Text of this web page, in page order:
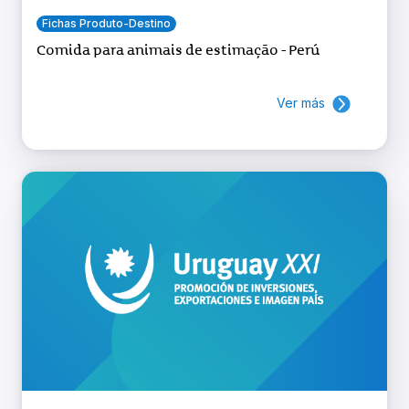
Fichas Produto-Destino
Comida para animais de estimação - Perú
Ver más